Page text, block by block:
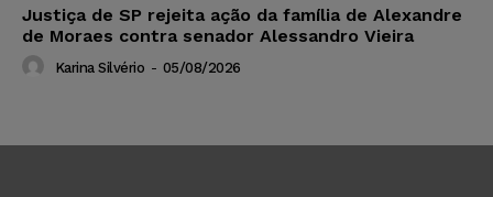
Justiça de SP rejeita ação da família de Alexandre
de Moraes contra senador Alessandro Vieira
Karina Silvério - 05/08/2026